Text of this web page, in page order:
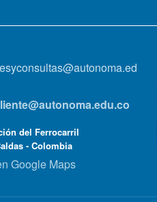
del Ferrocarril
- Colombia
Google Maps